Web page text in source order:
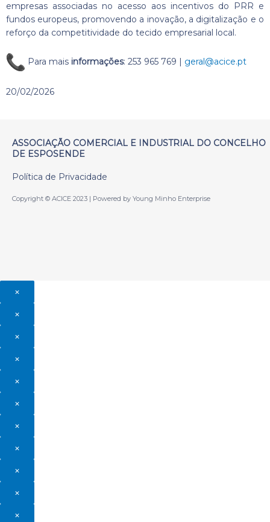
empresas associadas no acesso aos incentivos do PRR e
fundos europeus, promovendo a inovação, a digitalização e o
reforço da competitividade do tecido empresarial local.
Para mais informações: 253 965 769 | geral@acice.pt
20/02/2026
ASSOCIAÇÃO COMERCIAL E INDUSTRIAL DO CONCELHO
DE ESPOSENDE
Política de Privacidade
Copyright © ACICE 2023 | Powered by Young Minho Enterprise
×
×
×
×
×
×
×
×
×
×
×